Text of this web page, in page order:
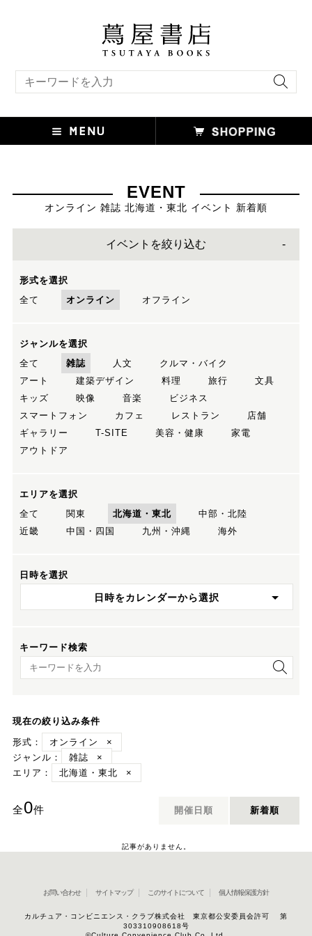
EVENT
オンライン 雑誌 北海道・東北 イベント 新着順
イベントを絞り込む
形式を選択
全て
オンライン オフライン
ジャンルを選択
全て
雑誌 人文
クルマ・バイク
アート
建築デザイン 料理 旅行
文具
キッズ
映像 音楽
ビジネス
スマートフォン
カフェ レストラン
店舗
ギャラリー
T-SITE 美容・健康
家電
アウトドア
エリアを選択
全て
関東 北海道・東北
中部・北陸
近畿
中国・四国 九州・沖縄 海外
日時を選択
日時をカレンダーから選択
キーワード検索
キーワード検索
現在の絞り込み条件
形式：
オンライン
×
ジャンル：
雑誌
×
エリア：
北海道・東北 ×
全0件 開催日順 新着順
記事がありません。
お問い合わせ サイトマップ このサイトについて 個人情報保護方針
カルチュア・コンビニエンス・クラブ株式会社 東京都公安委員会許可 第
303310908618号